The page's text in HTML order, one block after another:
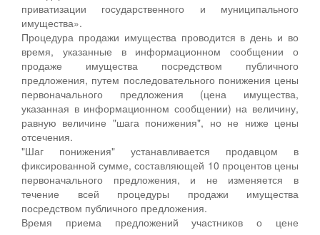
приватизации государственного и муниципального
имущества».
Процедура продажи имущества проводится в день и во
время, указанные в информационном сообщении о
продаже имущества посредством публичного
предложения, путем последовательного понижения цены
первоначального предложения (цена имущества,
указанная в информационном сообщении) на величину,
равную величине "шага понижения", но не ниже цены
отсечения.
"Шаг понижения" устанавливается продавцом в
фиксированной сумме, составляющей 10 процентов цены
первоначального предложения, и не изменяется в
течение всей процедуры продажи имущества
посредством публичного предложения.
Время приема предложений участников о цене